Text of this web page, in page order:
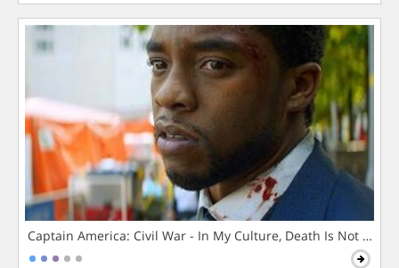
Captain America: Civil War - In My Culture, Death Is Not The